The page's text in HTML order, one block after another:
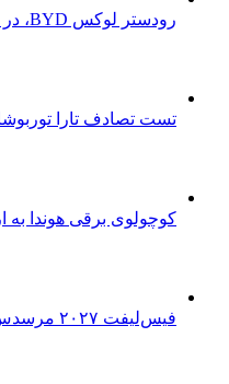
رودستر لوکس BYD، در کلاس پورشه و فراری!
تست تصادف تارا
کوچولوی برقی هوندا به
فیس‌لیفت ۲۰۲۷ مرسدس-بنز GLE کوپه معرفی شد